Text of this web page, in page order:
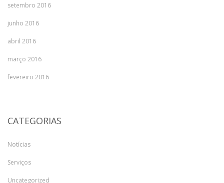
setembro 2016
junho 2016
abril 2016
março 2016
fevereiro 2016
CATEGORIAS
Notícias
Serviços
Uncategorized